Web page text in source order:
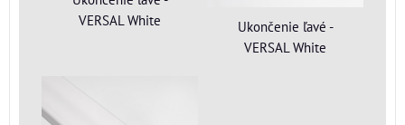
VERSAL White
Ukončenie ľavé -
VERSAL White